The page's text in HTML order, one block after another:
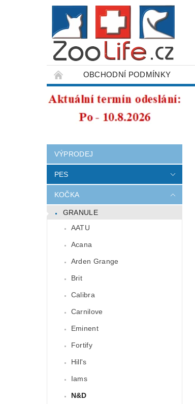
OBCHODNÍ PODMÍNKY
ODSTOUPENÍ OD SMLOUVY
VÝPRODEJ
PES
KOČKA
GRANULE
AATU
Acana
Arden Grange
Brit
Calibra
Carnilove
Eminent
Fortify
Hill's
Iams
N&D